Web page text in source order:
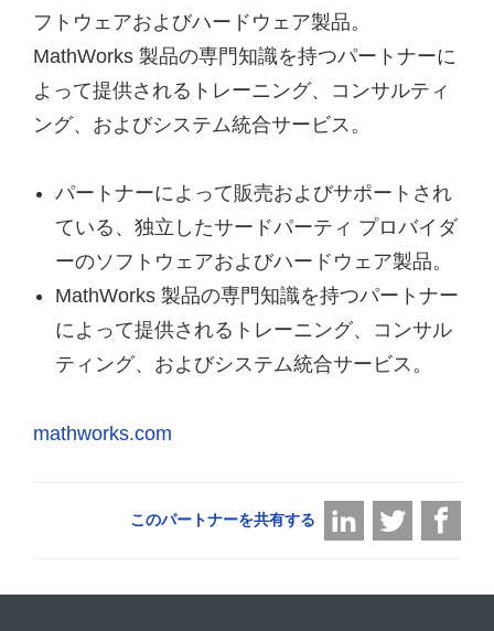
フトウェアおよびハードウェア製品。
MathWorks 製品の専門知識を持つパートナーに
よって提供されるトレーニング、コンサルティ
ング、およびシステム統合サービス。
パートナーによって販売およびサポートされ
ている、独立したサードパーティ プロバイダ
ーのソフトウェアおよびハードウェア製品。
MathWorks 製品の専門知識を持つパートナー
によって提供されるトレーニング、コンサル
ティング、およびシステム統合サービス。
mathworks.com
このパートナーを共有する